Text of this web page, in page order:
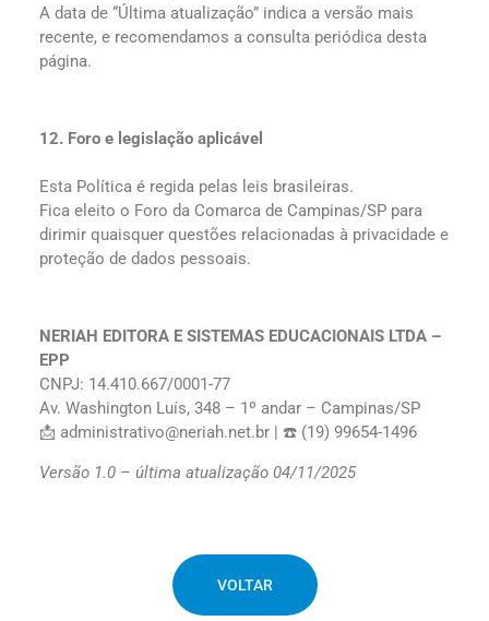
A data de “Última atualização” indica a versão mais
recente, e recomendamos a consulta periódica desta
página.
12. Foro e legislação aplicável
Esta Política é regida pelas leis brasileiras.
Fica eleito o Foro da Comarca de Campinas/SP para
dirimir quaisquer questões relacionadas à privacidade e
proteção de dados pessoais.
NERIAH EDITORA E SISTEMAS EDUCACIONAIS LTDA –
EPP
CNPJ: 14.410.667/0001-77
Av. Washington Luís, 348 – 1º andar – Campinas/SP
📩 administrativo@neriah.net.br | ☎️ (19) 99654-1496
Versão 1.0 – última atualização 04/11/2025
VOLTAR